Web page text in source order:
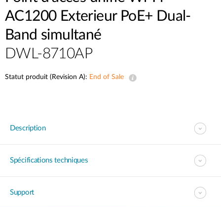
AC1200 Exterieur PoE+ Dual-
Band simultané
DWL-8710AP
Statut produit (Revision A): End of Sale
Description
Spécifications techniques
Support